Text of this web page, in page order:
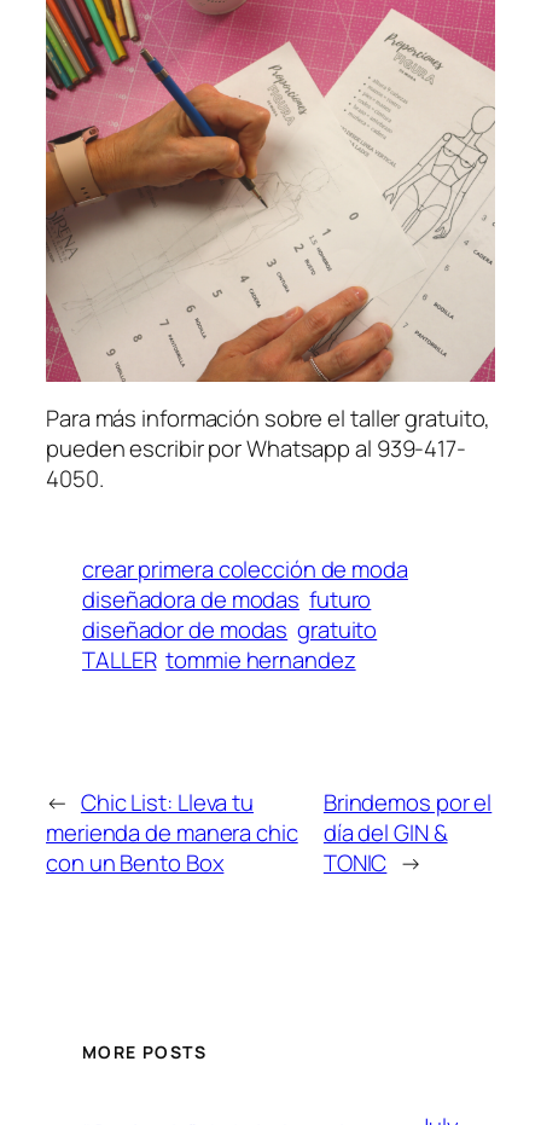
Para más información sobre el taller gratuito,
pueden escribir por Whatsapp al 939-417-
4050.
crear primera colección de moda
diseñadora de modas futuro
diseñador de modas gratuito
TALLER tommie hernandez
← Chic List: Lleva tu
merienda de manera chic
con un Bento Box
Brindemos por el
día del GIN &
TONIC →
MORE POSTS